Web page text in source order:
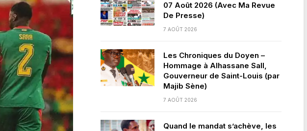
07 Août 2026 (Avec Ma Revue
De Presse)
7 AOÛT 2026
Les Chroniques du Doyen –
Hommage à Alhassane Sall,
Gouverneur de Saint-Louis (par
Majib Sène)
7 AOÛT 2026
Quand le mandat s’achève, les